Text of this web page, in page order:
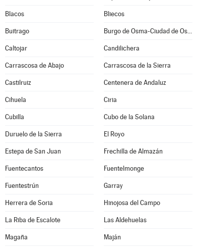
Blacos Bliecos
Buitrago Burgo de Osma-Ciudad de Osma
Caltojar Candilichera
Carrascosa de Abajo Carrascosa de la Sierra
Castilruiz Centenera de Andaluz
Cihuela Ciria
Cubilla Cubo de la Solana
Duruelo de la Sierra El Royo
Estepa de San Juan Frechilla de Almazán
Fuentecantos Fuentelmonge
Fuentestrún Garray
Herrera de Soria Hinojosa del Campo
La Riba de Escalote Las Aldehuelas
Magaña Maján